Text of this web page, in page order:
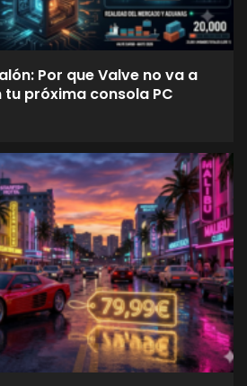
Por que Valve no va a
próxima consola PC